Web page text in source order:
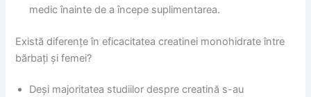
medic înainte de a începe suplimentarea.
Există diferențe în eficacitatea creatinei monohidrate între
bărbați și femei?
Deși majoritatea studiilor despre creatină s-au